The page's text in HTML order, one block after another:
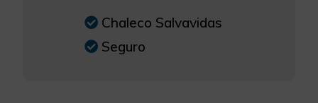
Chaleco Salvavidas
Seguro